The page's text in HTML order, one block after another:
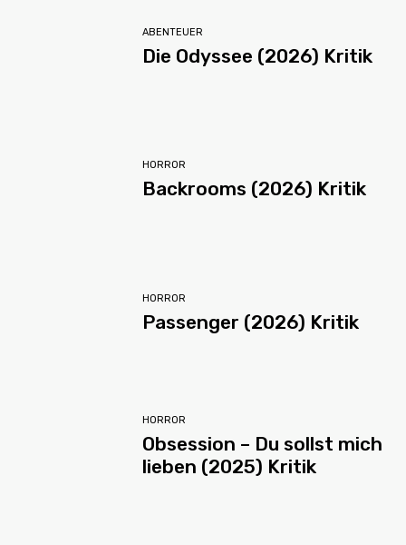
ABENTEUER
Die Odyssee (2026) Kritik
HORROR
Backrooms (2026) Kritik
HORROR
Passenger (2026) Kritik
HORROR
Obsession – Du sollst mich
lieben (2025) Kritik